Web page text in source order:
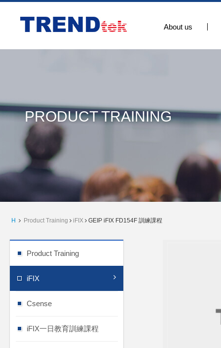
About us
PRODUCT TRAINING
H Product Training iFIX GEIP iFIX FD154F 訓練課程
Product Training
iFIX
Csense
iFIX一日教育訓練課程